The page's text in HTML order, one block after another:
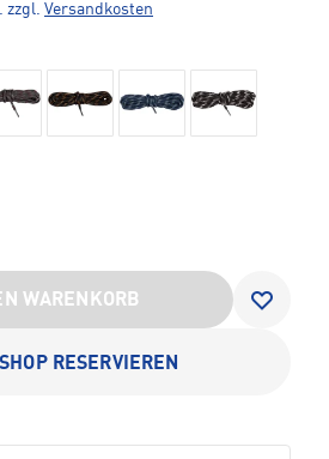
zzgl. Versandkosten
WARENKORB
SHOP RESERVIEREN